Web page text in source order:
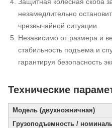
незамедлительно
чрезвычайной ситуации.
Независимо от размера и
стабильность подъема и
гарантируя безопасность
Технические
Модель (двухножничная)
Грузоподъемность /